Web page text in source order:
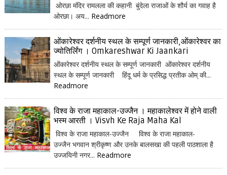
ओरछा मंदिर रामलला की कहानी बुंदेला राजाओं के शौर्य का गवाह है
ओरछा। अय... Readmore
ओंकारेश्वर दर्शनीय स्थल के सम्पूर्ण जानकारी,ओंकारेश्वर का
ज्योतिर्लिंग । Omkareshwar Ki Jaankari
ओंकारेश्वर दर्शनीय स्थल के सम्पूर्ण जानकारी ओंकारेश्वर दर्शनीय
स्थल के सम्पूर्ण जानकारी हिंदू धर्म के प्रसिद्ध प्रतीक ओम् की...
Readmore
विश्व के राजा महाकाल-उज्जैन । महाकालेश्वर में होने वाली
भस्म आरती । Visvh Ke Raja Maha Kal
विश्व के राजा महाकाल-उज्जैन विश्व के राजा महाकाल-
उज्जैन भगवान श्रीकृष्ण और उनके बालसखा की पहली पाठशाला है
उज्जयिनी नगर... Readmore